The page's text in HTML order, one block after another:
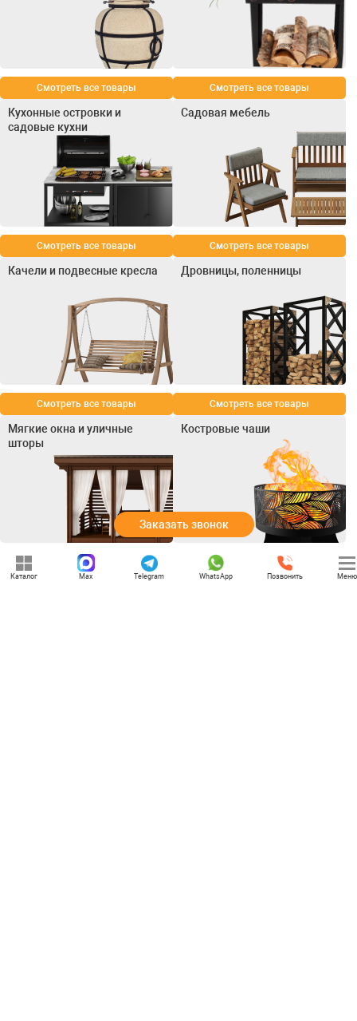
Смотреть все товары Смотреть все товары
Кухонные островки и
садовые кухни
Смотреть все товары
Садовая мебель
Смотреть все товары
Качели и подвесные кресла
Смотреть все товары
Дровницы, поленницы
Смотреть все товары
Мягкие окна и уличные
шторы
Смотреть все товары
Костровые чаши
Смотреть все товары
Заказать звонок
Каталог Max Telegram WhatsApp Позвонить Меню